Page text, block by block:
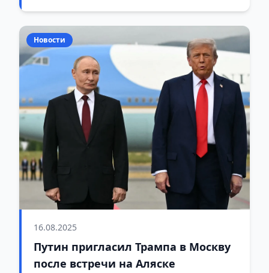
Новости
16.08.2025
Путин пригласил Трампа в Москву
после встречи на Аляске